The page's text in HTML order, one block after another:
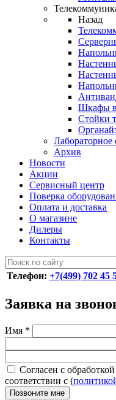
Назад
Шкафы
Стойки
Лабораторное
Архив
Новости
Акции
Сервисный центр
Поверка
Оплата и доставка
О магазине
Дилеры
Контакты
Телефон: +7(499) 702 45
Заявка на
Имя *
Согласен с
соответствии с (
Позвоните мне